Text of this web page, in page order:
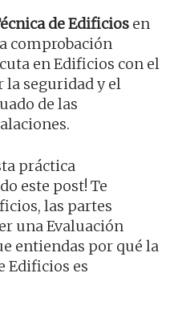
de Edificios en
comprobación
en Edificios con el
la seguridad y el
de las
práctica
este post! Te
las partes
una Evaluación
entiendas por qué la
Edificios es